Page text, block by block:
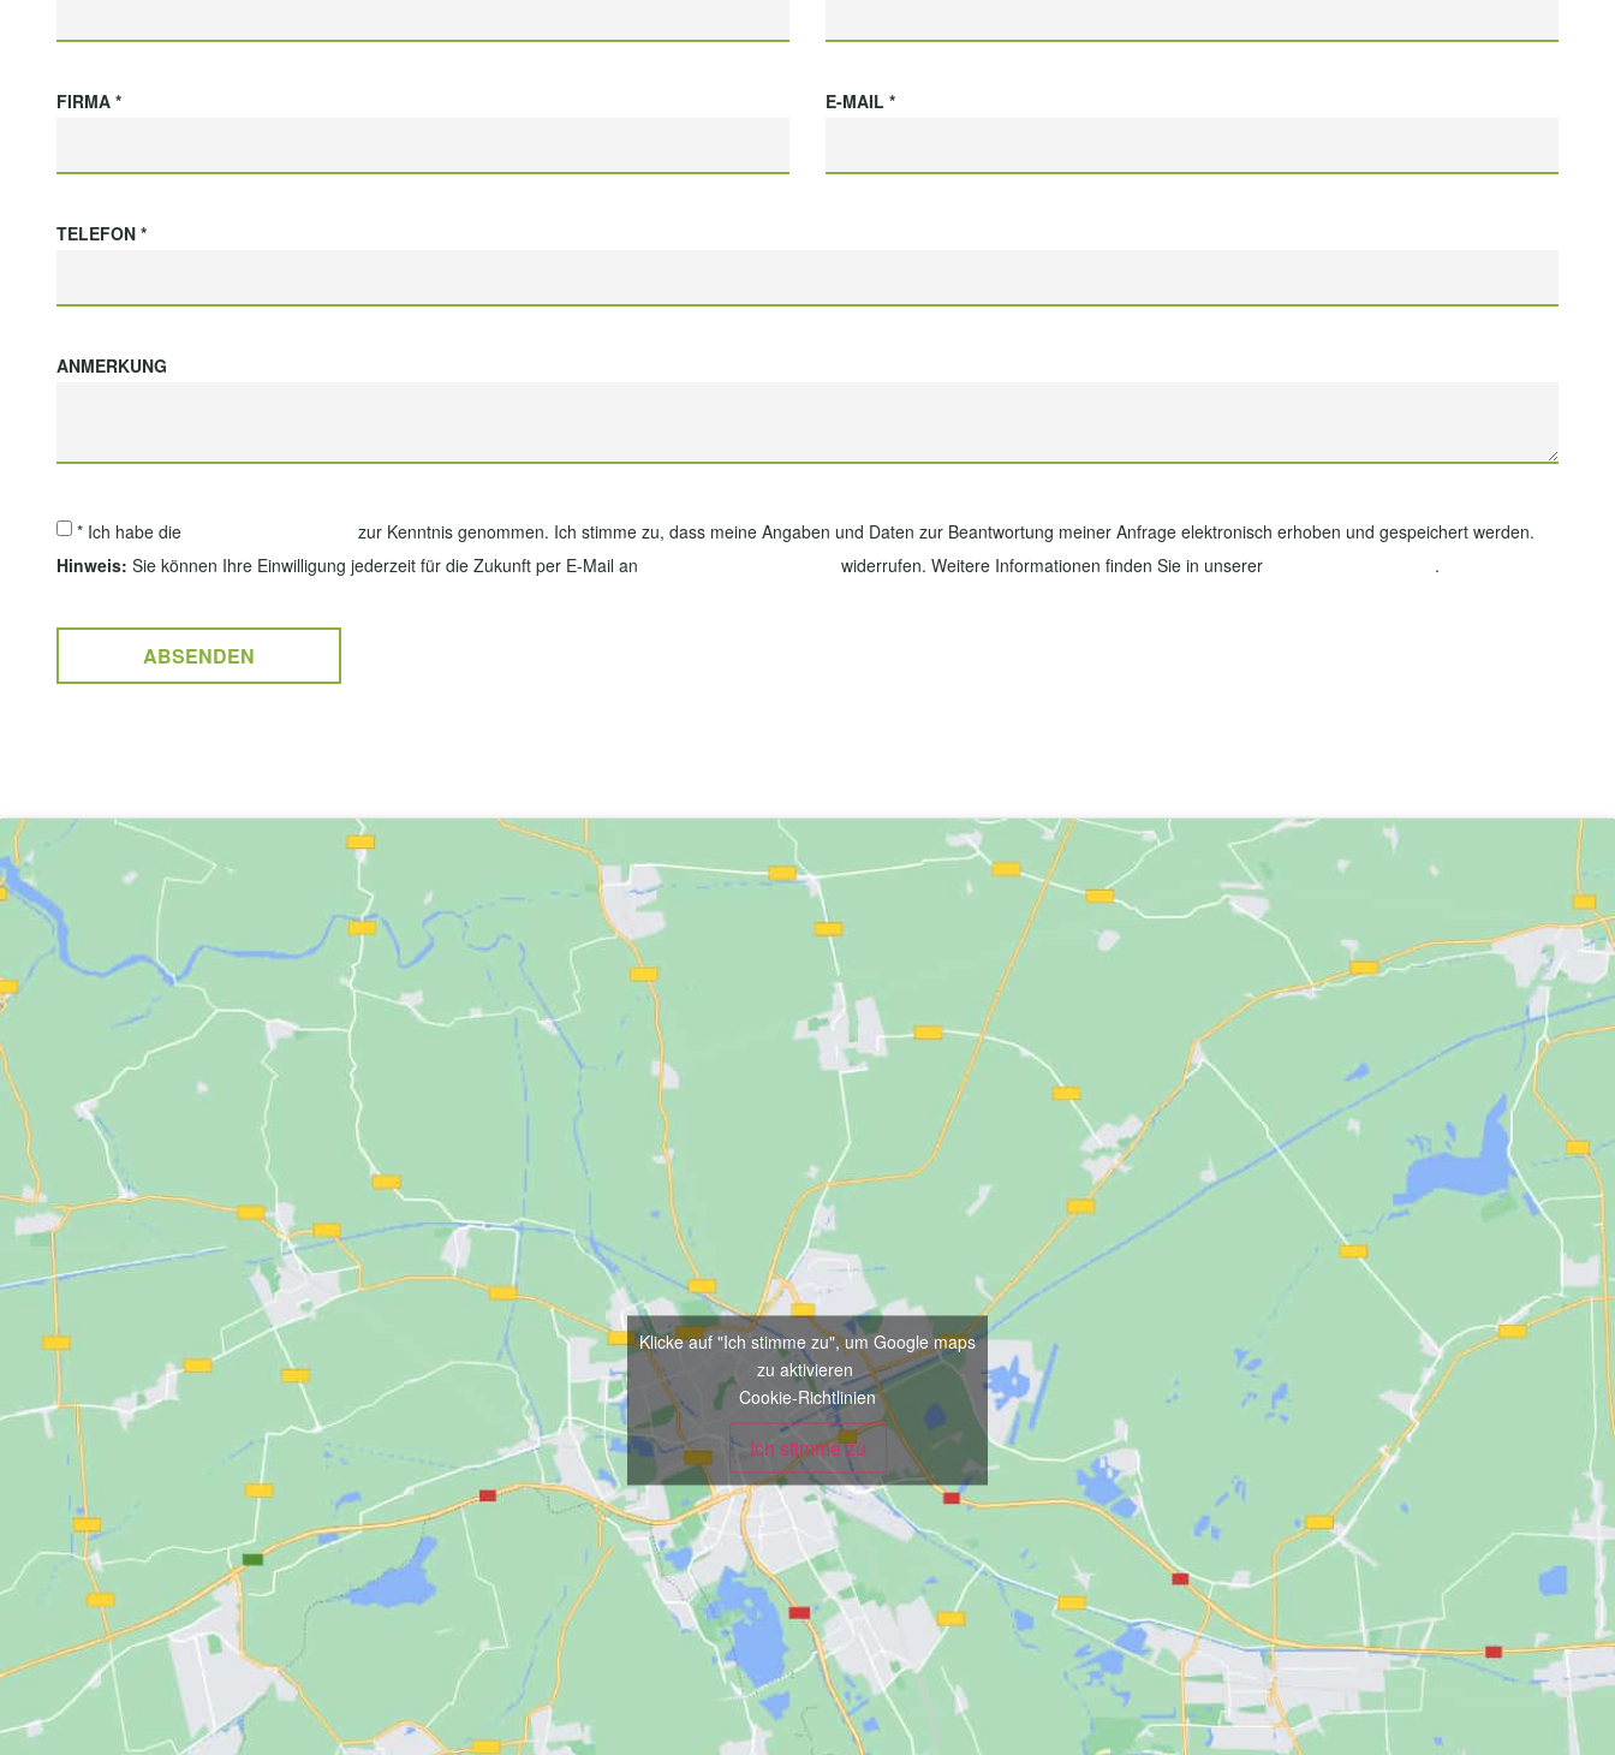
FIRMA * E-MAIL *
TELEFON *
ANMERKUNG
* Ich habe die
zur Kenntnis genommen. Ich stimme zu, dass meine Angaben und Daten zur Beantwortung meiner Anfrage elektronisch erhoben und gespeichert werden.
Hinweis: Sie können Ihre Einwilligung jederzeit für die Zukunft per E-Mail an widerrufen. Weitere Informationen finden Sie in unserer .
ABSENDEN
Klicke auf "Ich stimme zu", um Google maps
zu aktivieren
Cookie-Richtlinien
Ich stimme zu